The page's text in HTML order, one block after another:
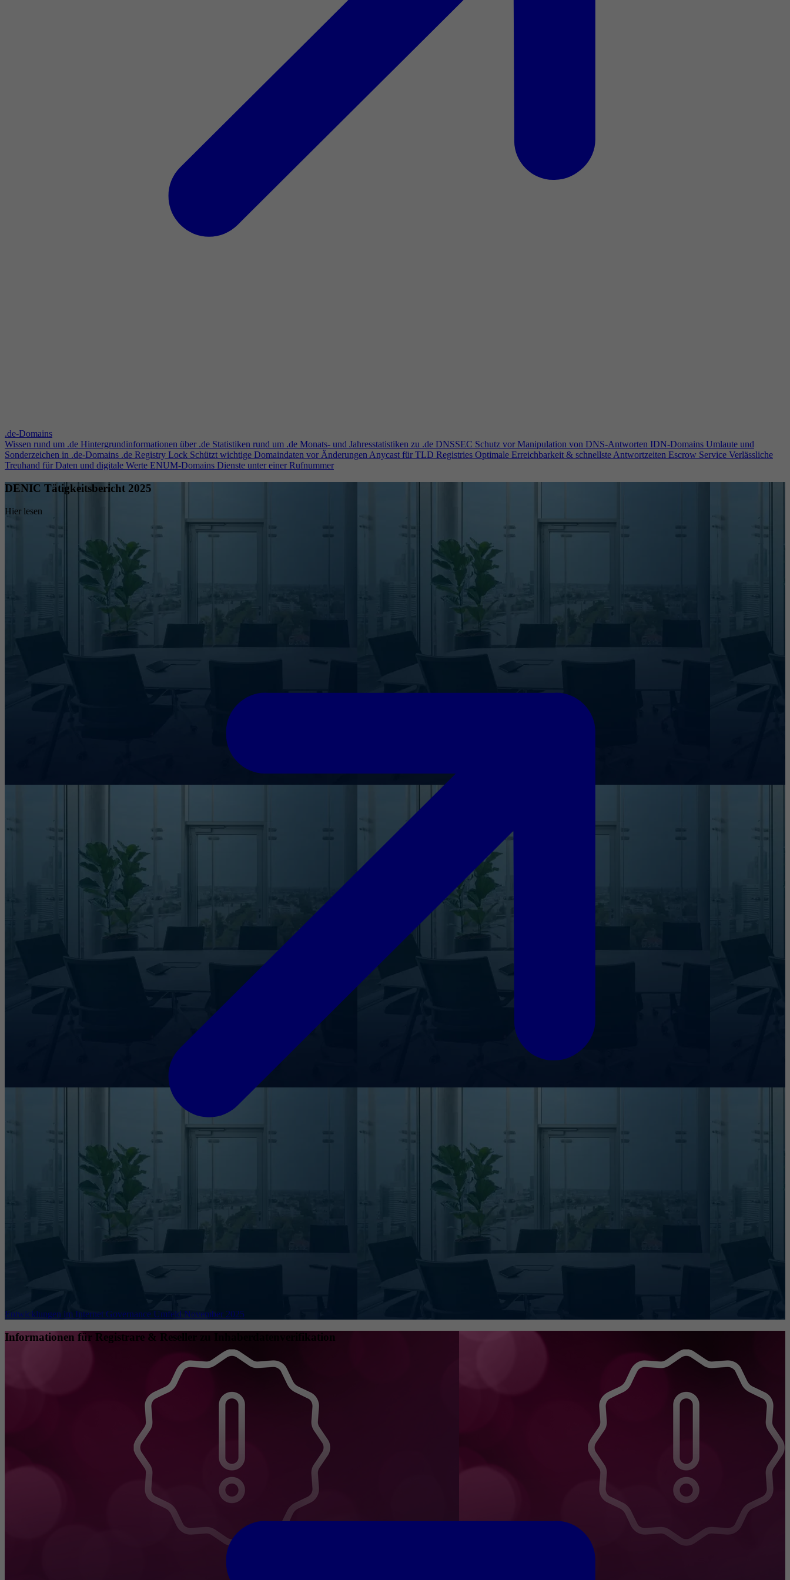
.de-Domains
Wissen rund um .de Hintergrundinformationen über .de Statistiken rund um .de Monats- und Jahresstatistiken zu .de DNSSEC Schutz vor Manipulation von DNS-Antworten IDN-Domains Umlaute und
Sonderzeichen in .de-Domains .de Registry Lock Schützt wichtige Domaindaten vor ÄnderungenAnycast für TLD Registries Optimale Erreichbarkeit & schnellste Antwortzeiten Escrow Service Verlässliche
Treuhand für Daten und digitale Werte ENUM-Domains Dienste unter einer Rufnummer
DENIC Tätigkeitsbericht 2025
Hier lesen
Entwicklungen im Internet Governance Umfeld November 2025
Informationen für Registrare & Reseller zu Inhaberdatenverifikation